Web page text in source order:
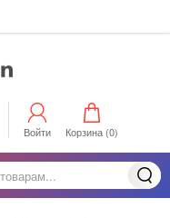
Войти Корзина (0)